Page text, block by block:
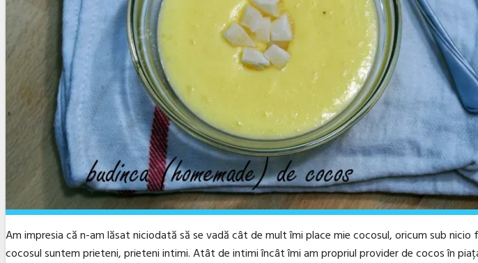
Am impresia că n-am lăsat niciodată să se vadă cât de mult îmi place mie cocosul, oricum sub
cocosul suntem prieteni, prieteni intimi. Atât de intimi încât îmi am propriul provider de cocos în